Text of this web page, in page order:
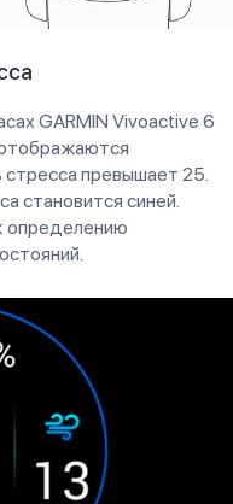
GARMIN Vivoactive 6
превышает 25.
становится синей.
определению